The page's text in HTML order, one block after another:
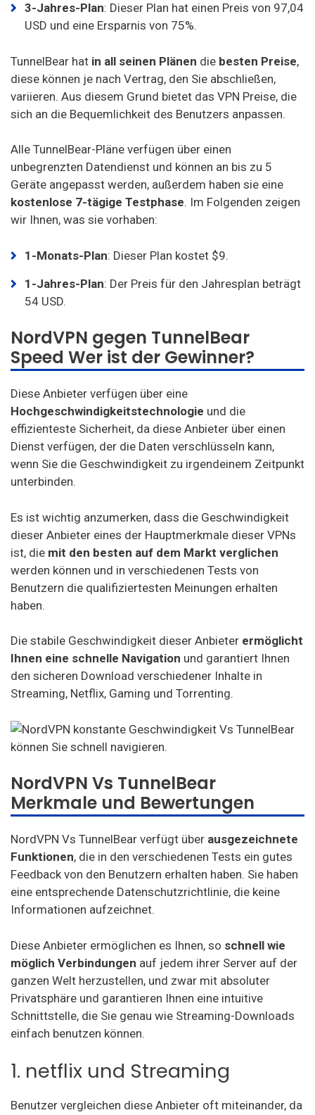
3-Jahres-Plan: Dieser Plan hat einen Preis von 97,04
USD und eine Ersparnis von 75%.
TunnelBear hat in all seinen Plänen die besten Preise,
diese können je nach Vertrag, den Sie abschließen,
variieren. Aus diesem Grund bietet das VPN Preise, die
sich an die Bequemlichkeit des Benutzers anpassen.
Alle TunnelBear-Pläne verfügen über einen
unbegrenzten Datendienst und können an bis zu 5
Geräte angepasst werden, außerdem haben sie eine
kostenlose 7-tägige Testphase. Im Folgenden zeigen
wir Ihnen, was sie vorhaben:
1-Monats-Plan: Dieser Plan kostet $9.
1-Jahres-Plan: Der Preis für den Jahresplan beträgt
54 USD.
NordVPN gegen TunnelBear
Speed Wer ist der Gewinner?
Diese Anbieter verfügen über eine
Hochgeschwindigkeitstechnologie und die
effizienteste Sicherheit, da diese Anbieter über einen
Dienst verfügen, der die Daten verschlüsseln kann,
wenn Sie die Geschwindigkeit zu irgendeinem Zeitpunkt
unterbinden.
Es ist wichtig anzumerken, dass die Geschwindigkeit
dieser Anbieter eines der Hauptmerkmale dieser VPNs
ist, die mit den besten auf dem Markt verglichen
werden können und in verschiedenen Tests von
Benutzern die qualifiziertesten Meinungen erhalten
haben.
Die stabile Geschwindigkeit dieser Anbieter ermöglicht
Ihnen eine schnelle Navigation und garantiert Ihnen
den sicheren Download verschiedener Inhalte in
Streaming, Netflix, Gaming und Torrenting.
NordVPN Vs TunnelBear
Merkmale und Bewertungen
NordVPN Vs TunnelBear verfügt über ausgezeichnete
Funktionen, die in den verschiedenen Tests ein gutes
Feedback von den Benutzern erhalten haben. Sie haben
eine entsprechende Datenschutzrichtlinie, die keine
Informationen aufzeichnet.
Diese Anbieter ermöglichen es Ihnen, so schnell wie
möglich Verbindungen auf jedem ihrer Server auf der
ganzen Welt herzustellen, und zwar mit absoluter
Privatsphäre und garantieren Ihnen eine intuitive
Schnittstelle, die Sie genau wie Streaming-Downloads
einfach benutzen können.
1. netflix und Streaming
Benutzer vergleichen diese Anbieter oft miteinander, da